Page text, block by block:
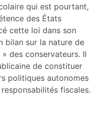
qui est pourtant,
des États
cette loi dans son
bilan sur la nature de
» des conservateurs. Il
de constituer
politiques autonomes
fiscales.